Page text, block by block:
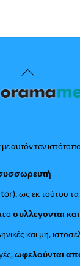
Back
To
με αυτόν τον
ως εκ τούτου τα
συλλεγονται
και μη,
ωφελούνται